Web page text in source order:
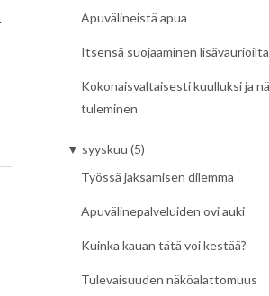
Apuvälineistä apua
Itsensä suojaaminen lisävaurioilta
Kokonaisvaltaisesti kuulluksi ja
tuleminen
▼ syyskuu (5)
Työssä jaksamisen dilemma
Apuvälinepalveluiden ovi auki
Kuinka kauan tätä voi kestää?
Tulevaisuuden näköalattomuus